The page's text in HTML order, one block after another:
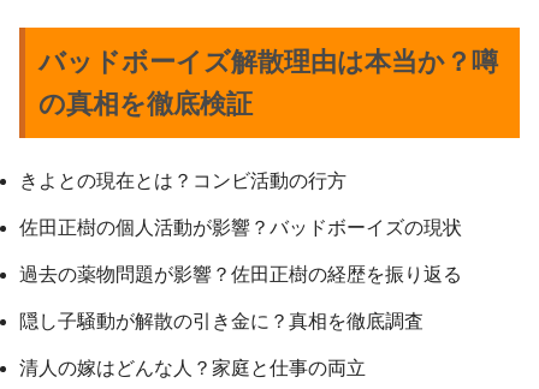
バッドボーイズ解散理由は本当か？噂
の真相を徹底検証
きよとの現在とは？コンビ活動の行方
佐田正樹の個人活動が影響？バッドボーイズの現状
過去の薬物問題が影響？佐田正樹の経歴を振り返る
隠し子騒動が解散の引き金に？真相を徹底調査
清人の嫁はどんな人？家庭と仕事の両立